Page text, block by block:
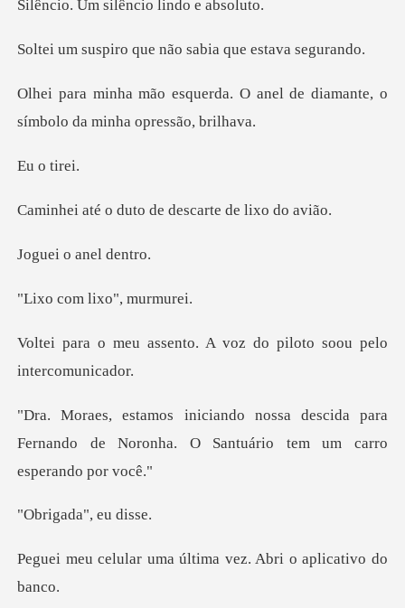
silêncio lind
que não sabia qu
. O anel de diamante, o
símbo
o t
uto de descarte
o anel
m lixo",
to. A voz do piloto soo
escida para
Fernando de Noronha. O Sant
da", eu
ma última vez. Abri